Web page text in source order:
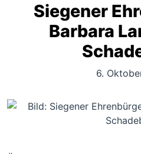
Siegener
Barbara
6.